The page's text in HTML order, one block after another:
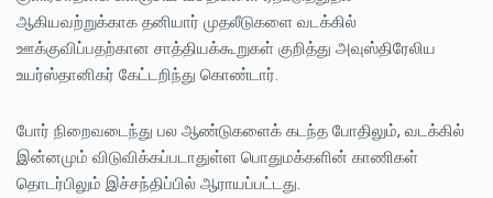
ஆகியவற்றுக்காக தனியார் முதலீடுகளை வடக்கில்
ஊக்குவிப்பதற்கான சாத்தியக்கூறுகள் குறித்து அவுஸ்திரேலிய
உயர்ஸ்தானிகர் கேட்டறிந்து கொண்டார்.
போர் நிறைவடைந்து பல ஆண்டுகளைக் கடந்த போதிலும், வடக்கில்
இன்னமும் விடுவிக்கப்படாதுள்ள பொதுமக்களின் காணிகள்
தொடர்பிலும் இச்சந்திப்பில் ஆராயப்பட்டது.